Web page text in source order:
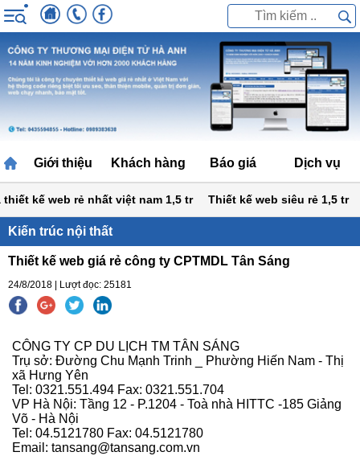
Giới thiệu Khách hàng Báo giá Dịch vụ
kế web rẻ nhất việt nam 1,5 tr Thiết kế web siêu rẻ 1,5 tr
Kiến trúc nội thất
Thiết kế web giá rẻ công ty CPTMDL Tân Sáng
24/8/2018 | Lượt đọc: 25181
CÔNG TY CP DU LỊCH TM TÂN SÁNG
Trụ sở: Đường Chu Mạnh Trinh _ Phường Hiến Nam - Thị
xã Hưng Yên
Tel: 0321.551.494 Fax: 0321.551.704
VP Hà Nội: Tầng 12 - P.1204 - Toà nhà HITTC -185 Giảng
Võ - Hà Nội
Tel: 04.5121780 Fax: 04.5121780
Email: tansang@tansang.com.vn